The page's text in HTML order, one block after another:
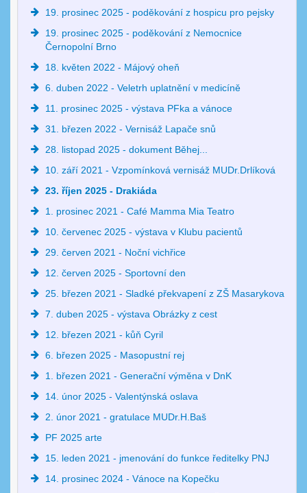
19. prosinec 2025 - poděkování z hospicu pro pejsky
19. prosinec 2025 - poděkování z Nemocnice
Černopolní Brno
18. květen 2022 - Májový oheň
6. duben 2022 - Veletrh uplatnění v medicíně
11. prosinec 2025 - výstava PFka a vánoce
31. březen 2022 - Vernisáž Lapače snů
28. listopad 2025 - dokument Běhej...
10. září 2021 - Vzpomínková vernisáž MUDr.Drlíková
23. říjen 2025 - Drakiáda
1. prosinec 2021 - Café Mamma Mia Teatro
10. červenec 2025 - výstava v Klubu pacientů
29. červen 2021 - Noční vichřice
12. červen 2025 - Sportovní den
25. březen 2021 - Sladké překvapení z ZŠ Masarykova
7. duben 2025 - výstava Obrázky z cest
12. březen 2021 - kůň Cyril
6. březen 2025 - Masopustní rej
1. březen 2021 - Generační výměna v DnK
14. únor 2025 - Valentýnská oslava
2. únor 2021 - gratulace MUDr.H.Baš
PF 2025 arte
15. leden 2021 - jmenování do funkce ředitelky PNJ
14. prosinec 2024 - Vánoce na Kopečku